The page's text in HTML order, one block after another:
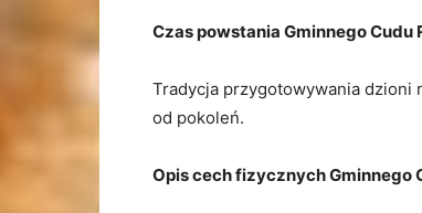
Czas powstania Gminnego Cudu
Tradycja przygotowywania dzioni
od pokoleń.
Opis cech fizycznych Gminnego